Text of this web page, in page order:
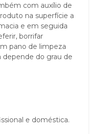
com auxílio de
na superfície a
e em seguida
borrifar
pano de limpeza
depende do grau de
e doméstica.